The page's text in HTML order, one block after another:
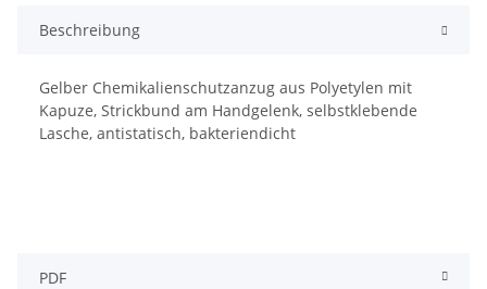
Beschreibung
Gelber Chemikalienschutzanzug aus Polyetylen mit
Kapuze, Strickbund am Handgelenk, selbstklebende
Lasche, antistatisch, bakteriendicht
PDF